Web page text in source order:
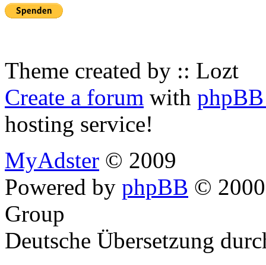
Theme created by :: Lozt
Create a forum with
hosting service!
MyAdster © 2009
Powered by phpBB ©
Group
Deutsche Übersetzung